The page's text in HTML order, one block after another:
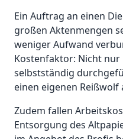
Ein Auftrag an einen
großen Aktenmengen
weniger Aufwand
Kostenfaktor: Nicht nur
selbstständig
einen eigenen Reißwolf
Zudem fallen
Entsorgung des